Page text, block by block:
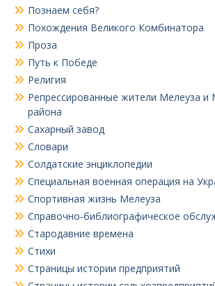
Познаем себя?
Похождения Великого Комбинатора
Проза
Путь к Победе
Религия
Репрессированные жители Мелеуза и
района
Сахарный завод
Словари
Солдатские энциклопедии
Специальная военная операция на
Спортивная жизнь Мелеуза
Справочно-библиографическое
Стародавние времена
Стихи
Страницы истории предприятий